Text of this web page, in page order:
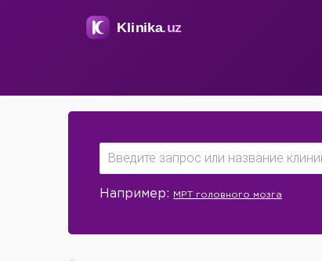
Например: МРТ головного мозга